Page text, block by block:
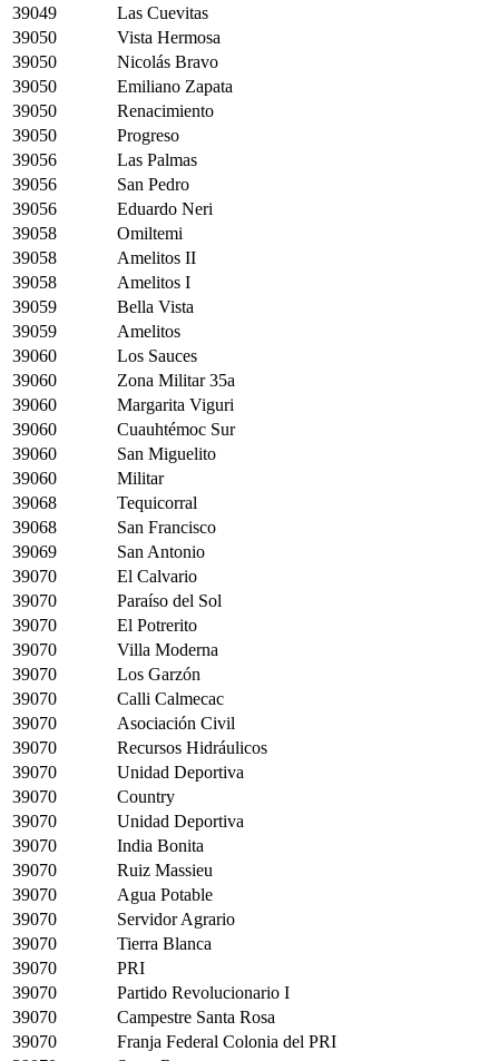
39049
Las Cuevitas
39050
Vista Hermosa
39050
Nicolás Bravo
39050
Emiliano Zapata
39050
Renacimiento
39050
Progreso
39056
Las Palmas
39056
San Pedro
39056
Eduardo Neri
39058
Omiltemi
39058
Amelitos II
39058
Amelitos I
39059
Bella Vista
39059
Amelitos
39060
Los Sauces
39060
Zona Militar 35a
39060
Margarita Viguri
39060
Cuauhtémoc Sur
39060
San Miguelito
39060
Militar
39068
Tequicorral
39068
San Francisco
39069
San Antonio
39070
El Calvario
39070
Paraíso del Sol
39070
El Potrerito
39070
Villa Moderna
39070
Los Garzón
39070
Calli Calmecac
39070
Asociación Civil
39070
Recursos Hidráulicos
39070
Unidad Deportiva
39070
Country
39070
Unidad Deportiva
39070
India Bonita
39070
Ruiz Massieu
39070
Agua Potable
39070
Servidor Agrario
39070
Tierra Blanca
39070
PRI
39070
Partido Revolucionario I
39070
Campestre Santa Rosa
39070
Franja Federal Colonia del PRI